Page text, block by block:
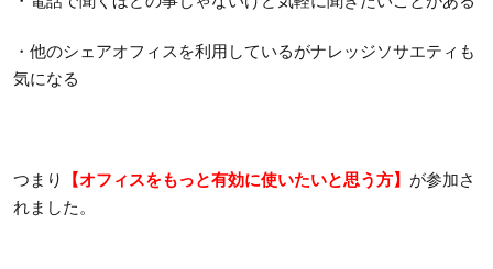
・他のシェアオフィスを利用しているがナレッジソサエティも
気になる
つまり 【オフィスをもっと有効に使いたいと思う方】 が参加さ
れました。